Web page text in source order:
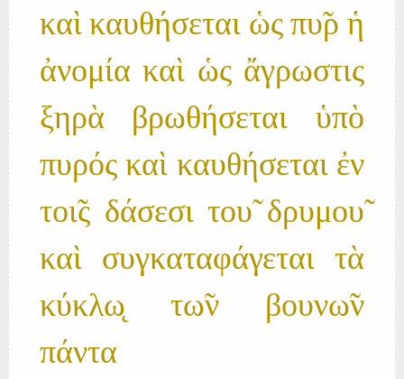
καὶ καυθήσεται ὡς πυ̃ρ ἡ
ἀνομία καὶ ὡς ἄγρωστις
ξηρὰ βρωθήσεται ὑπὸ
πυρός καὶ καυθήσεται ἐν
τοι̃ς δάσεσι του̃ δρυμου̃
καὶ συγκαταφάγεται τὰ
κύκλω̨ τω̃ν βουνω̃ν
πάντα